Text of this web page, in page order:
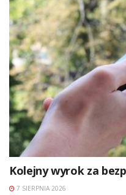
Kolejny wyrok za
7 SIERPNIA 2026